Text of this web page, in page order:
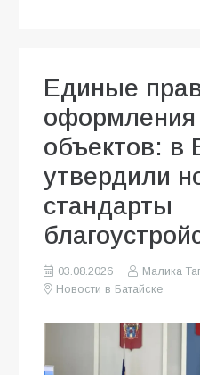
Единые
оформления
объектов: в
утвердили
стандарты
03.08.2026
Малика
Новости в Батайске